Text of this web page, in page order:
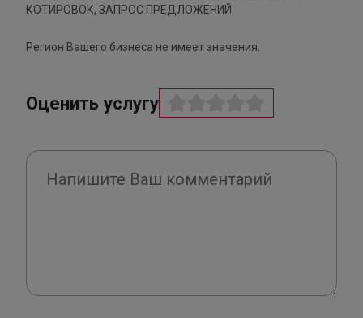
КОТИРОВОК, ЗАПРОС ПРЕДЛОЖЕНИЙ
Регион Вашего бизнеса не имеет значения.
Оценить услугу